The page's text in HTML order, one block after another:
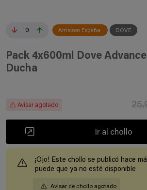
0 Amazon España DOVE
Pack 4x600ml Dove
Ducha
Avisar agotado
Ir al chollo
¡Ojo! Este chollo se publicó hace
puede que ya no esté disponible
Avisar de chollo agotado